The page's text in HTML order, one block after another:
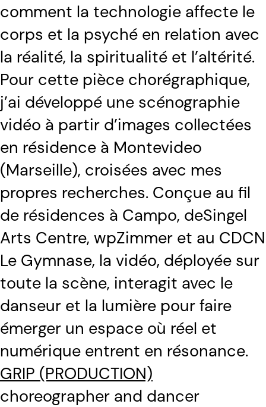
comment la technologie affecte le
corps et la psyché en relation avec
la réalité, la spiritualité et l’altérité.
Pour cette pièce chorégraphique,
j’ai développé une scénographie
vidéo à partir d’images collectées
en résidence à Montevideo
(Marseille), croisées avec mes
propres recherches. Conçue au fil
de résidences à Campo, deSingel
Arts Centre, wpZimmer et au CDCN
Le Gymnase, la vidéo, déployée sur
toute la scène, interagit avec le
danseur et la lumière pour faire
émerger un espace où réel et
numérique entrent en résonance.
GRIP (PRODUCTION)
choreographer and dancer